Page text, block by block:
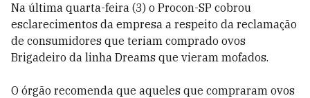
Na última quarta-feira (3) o Procon-SP cobrou
esclarecimentos da empresa a respeito da reclamação
de consumidores que teriam comprado ovos
Brigadeiro da linha Dreams que vieram mofados.
O órgão recomenda que aqueles que compraram ovos